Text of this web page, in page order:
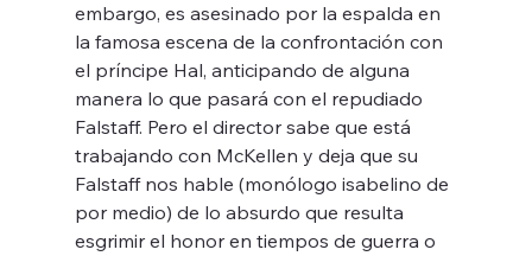
embargo, es asesinado por la espalda en
la famosa escena de la confrontación con
el príncipe Hal, anticipando de alguna
manera lo que pasará con el repudiado
Falstaff. Pero el director sabe que está
trabajando con McKellen y deja que su
Falstaff nos hable (monólogo isabelino de
por medio) de lo absurdo que resulta
esgrimir el honor en tiempos de guerra o